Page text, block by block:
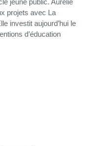
jeune public. Aurélie
projets avec La
investit aujourd’hui le
d’éducation